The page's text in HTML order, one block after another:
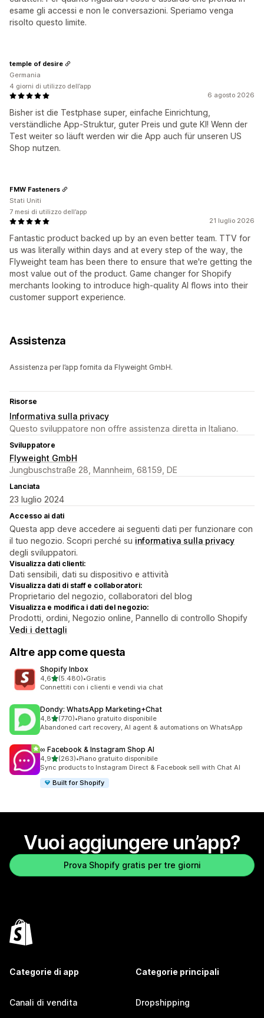
esame gli accessi e non le conversazioni. Speriamo venga
risolto questo limite.
6 agosto 2026
Bisher ist die Testphase super, einfache Einrichtung,
verständliche App-Struktur, guter Preis und gute KI! Wenn der
Test weiter so läuft werden wir die App auch für unseren US
Shop nutzen.
temple of desire
Germania
4 giorni di utilizzo dell’app
21 luglio 2026
Fantastic product backed up by an even better team. TTV for
us was literally within days and at every step of the way, the
Flyweight team has been there to ensure that we're getting the
most value out of the product. Game changer for Shopify
merchants looking to introduce high-quality AI flows into their
customer support experience.
FMW Fasteners
Stati Uniti
7 mesi di utilizzo dell’app
Assistenza
Assistenza per l’app fornita da Flyweight GmbH.
Risorse
Informativa sulla privacy
Questo sviluppatore non offre assistenza diretta in Italiano.
Sviluppatore
Flyweight GmbH
Jungbuschstraße 28, Mannheim, 68159, DE
Lanciata
23 luglio 2024
Accesso ai dati
Questa app deve accedere ai seguenti dati per funzionare con
il tuo negozio. Scopri perché su informativa sulla privacy
degli sviluppatori.
Visualizza dati clienti:
Dati sensibili, dati su dispositivo e attività
Visualizza dati di staff e collaboratori:
Proprietario del negozio, collaboratori del blog
Visualizza e modifica i dati del negozio:
Prodotti, ordini, Negozio online, Pannello di controllo Shopify
Vedi i dettagli
Altre app come questa
Shopify Inbox
4,6stelle su 5
(5.480)
5480 recensioni totali
•Gratis
Connettiti con i clienti e vendi via chat
Dondy: WhatsApp Marketing+Chat
4,8stelle su 5
(770)
770 recensioni totali
•Piano gratuito disponibile
Abandoned cart recovery, AI agent & automations on WhatsApp
∞ Facebook & Instagram Shop AI
4,9stelle su 5
(263)
263 recensioni totali
•Piano gratuito disponibile
Sync products to Instagram Direct & Facebook sell with Chat AI
Built for Shopify
Vuoi aggiungere un’app?
Prova Shopify gratis per tre giorni
Categorie di app
Canali di vendita
Categorie principali
Dropshipping